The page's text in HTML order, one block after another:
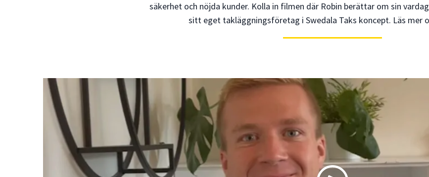
säkerhet och nöjda kunder. Kolla in filmen där Robin berättar om sin
sitt eget takläggningsföretag i Swedala Taks koncept. Läs mer